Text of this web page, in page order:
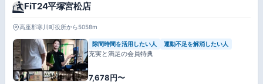
FiT24平塚宮松店
高座郡寒川町役所から5058m
隙間時間を活用したい人 運動不足を解消したい人
充実と満足の会員特典
7,678円〜